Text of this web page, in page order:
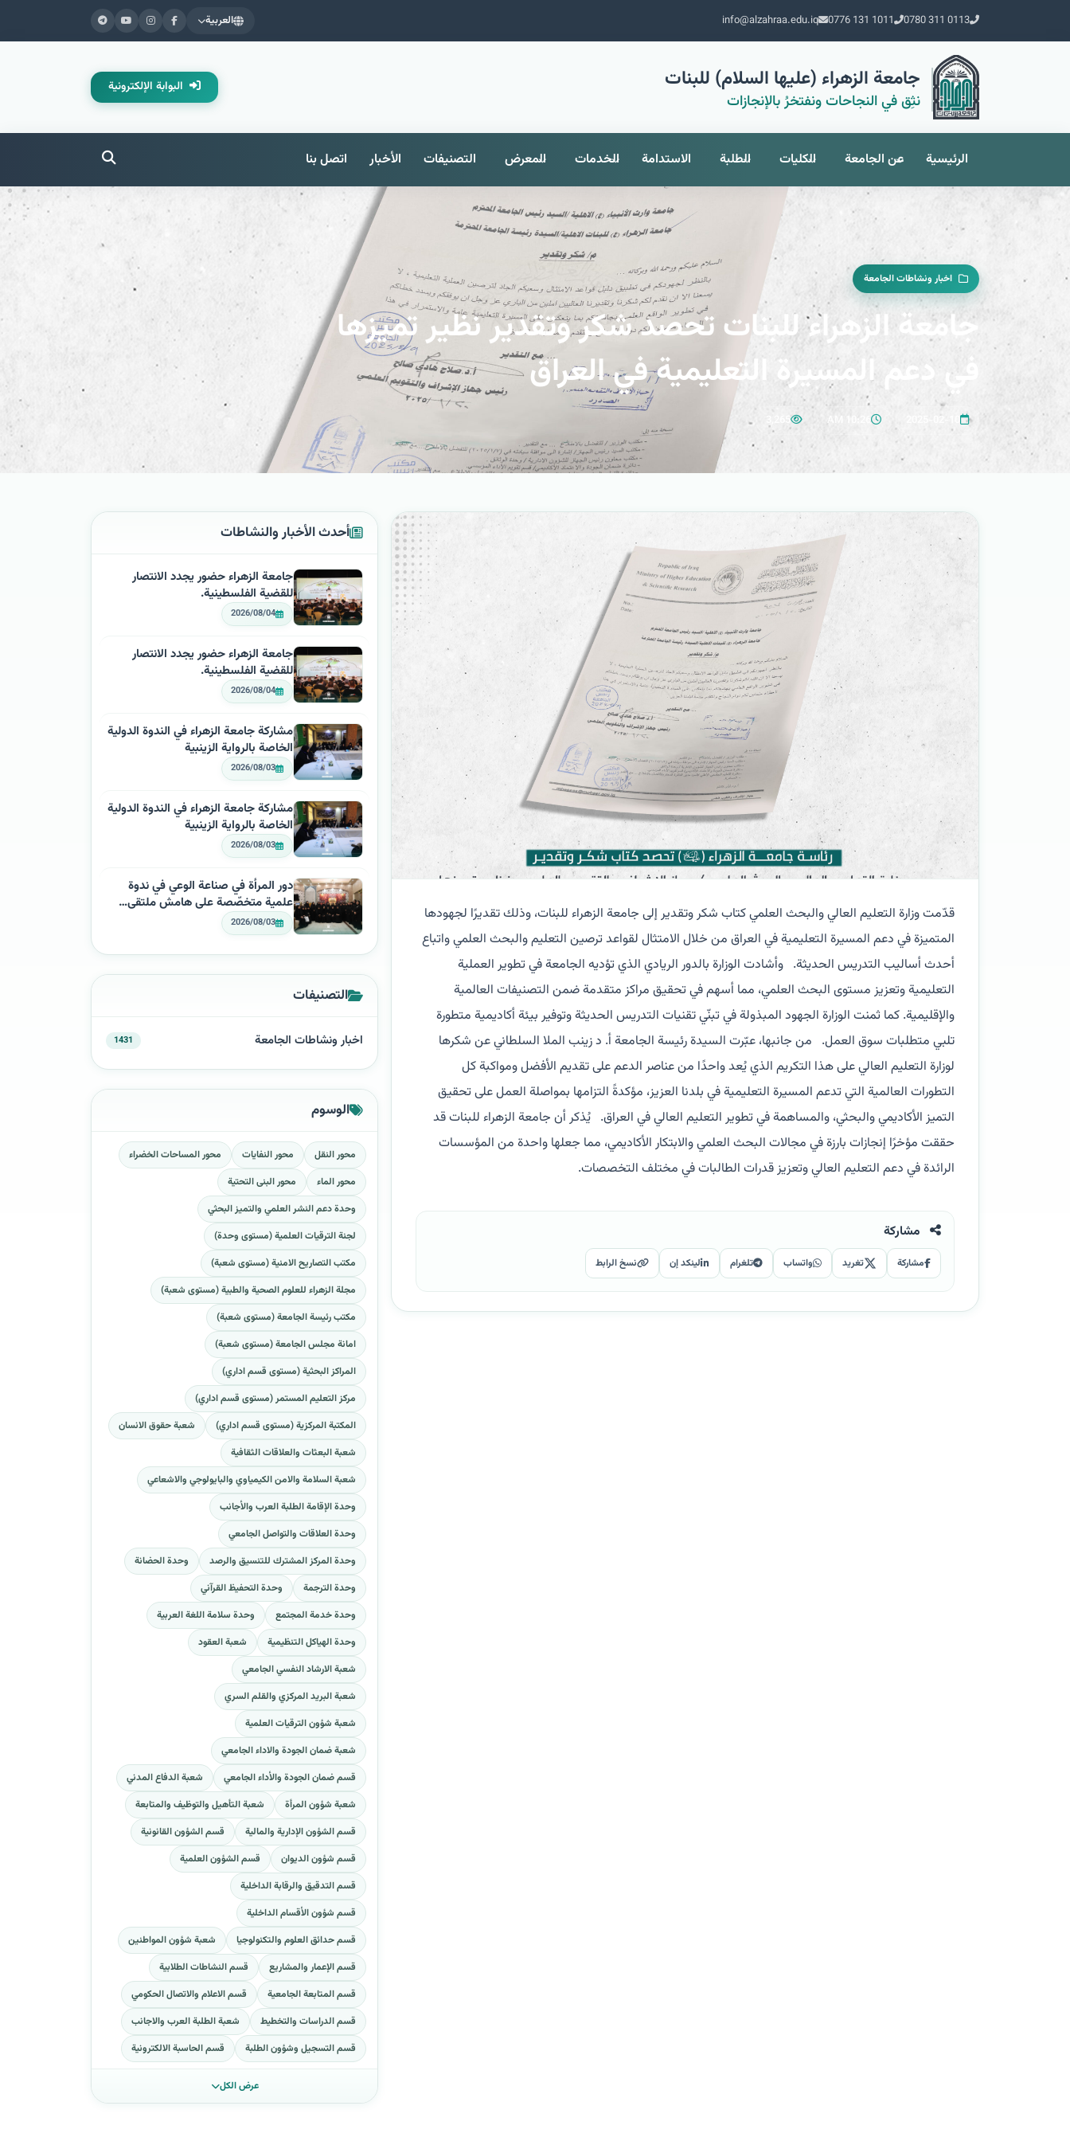
0780 311 0113
0776 131 1011
info@alzahraa.edu.iq العربية
جامعة الزهراء (عليها السلام) للبنات
نثِق في النجاحات ونفتخرُ بالإنجازات
البوابة الإلكترونية
الرئيسية عن الجامعة الكليات الطلبة الاستدامة الخدمات المعرض التصنيفات الأخبار اتصل بنا
اخبار ونشاطات الجامعة
جامعة الزهراء للبنات تحصد شكر وتقدير نظير تميزها
في دعم المسيرة التعليمية في العراق
2025-02-10
قدّمت وزارة التعليم العالي والبحث العلمي كتاب شكر وتقدير إلى جامعة الزهراء للبنات، وذلك تقديرًا لجهودها
المتميزة في دعم المسيرة التعليمية في العراق من خلال الامتثال لقواعد ترصين التعليم والبحث العلمي واتباع
أحدث أساليب التدريس الحديثة. وأشادت الوزارة بالدور الريادي الذي تؤديه الجامعة في تطوير العملية
التعليمية وتعزيز مستوى البحث العلمي، مما أسهم في تحقيق مراكز متقدمة ضمن التصنيفات العالمية
والإقليمية. كما ثمنت الوزارة الجهود المبذولة في تبنّي تقنيات التدريس الحديثة وتوفير بيئة أكاديمية متطورة
تلبي متطلبات سوق العمل. من جانبها، عبّرت السيدة رئيسة الجامعة أ. د زينب الملا السلطاني عن شكرها
لوزارة التعليم العالي على هذا التكريم الذي يُعد واحدًا من عناصر الدعم على تقديم الأفضل ومواكبة كل
التطورات العالمية التي تدعم المسيرة التعليمية في بلدنا العزيز، مؤكدةً التزامها بمواصلة العمل على تحقيق
التميز الأكاديمي والبحثي، والمساهمة في تطوير التعليم العالي في العراق. يُذكر أن جامعة الزهراء للبنات قد
حققت مؤخرًا إنجازات بارزة في مجالات البحث العلمي والابتكار الأكاديمي، مما جعلها واحدة من المؤسسات
الرائدة في دعم التعليم العالي وتعزيز قدرات الطالبات في مختلف التخصصات.
مشاركة
مشاركة تغريد واتساب تلغرام لينكد إن نسخ الرابط
أحدث الأخبار والنشاطات
جامعة الزهراء حضور يجدد الانتصار
للقضية الفلسطينية.
2026/08/04
جامعة الزهراء حضور يجدد الانتصار
للقضية الفلسطينية.
2026/08/04
مشاركة جامعة الزهراء في الندوة الدولية
الخاصة بالرواية الزينبية
2026/08/03
مشاركة جامعة الزهراء في الندوة الدولية
الخاصة بالرواية الزينبية
2026/08/03
دور المرأة في صناعة الوعي في ندوة
علمية متخصّصة على هامش ملتقى…
2026/08/03
التصنيفات
اخبار ونشاطات الجامعة 1431
الوسوم
محور النقل محور النفايات
محور المساحات الخضراء
محور الماء
محور البنى التحتية
وحدة دعم النشر العلمي والتميز البحثي
لجنة الترقيات العلمية (مستوى وحدة)
مكتب التصاريح الامنية (مستوى شعبة)
مجلة الزهراء للعلوم الصحية والطبية (مستوى شعبة)
مكتب رئيسة الجامعة (مستوى شعبة)
امانة مجلس الجامعة (مستوى شعبة)
المراكز البحثية (مستوى قسم اداري)
مركز التعليم المستمر (مستوى قسم اداري)
المكتبة المركزية (مستوى قسم اداري)
شعبة حقوق الانسان
شعبة البعثات والعلاقات الثقافية
شعبة السلامة والامن الكيمياوي والبايولوجي والاشعاعي
وحدة الإقامة الطلبة العرب والأجانب
وحدة العلاقات والتواصل الجامعي
وحدة المركز المشترك للتنسيق والرصد
وحدة الحضانة
وحدة الترجمة
وحدة التحفيظ القرآني
وحدة خدمة المجتمع
وحدة سلامة اللغة العربية
وحدة الهياكل التنظيمية
شعبة العقود
شعبة الارشاد النفسي الجامعي
شعبة البريد المركزي والقلم السري
شعبة شؤون الترقيات العلمية
شعبة ضمان الجودة والاداء الجامعي
قسم ضمان الجودة والأداء الجامعي
شعبة الدفاع المدني
شعبة شؤون المرأة
شعبة التأهيل والتوظيف والمتابعة
قسم الشؤون الإدارية والمالية
قسم الشؤون القانونية
قسم شؤون الديوان
قسم الشؤون العلمية
قسم التدقيق والرقابة الداخلية
قسم شؤون الأقسام الداخلية
قسم حدائق العلوم والتكنولوجيا
شعبة شؤون المواطنين
قسم الإعمار والمشاريع
قسم النشاطات الطلابية
قسم المتابعة الجامعية
قسم الاعلام والاتصال الحكومي
قسم الدراسات والتخطيط
شعبة الطلبة العرب والاجانب
قسم التسجيل وشؤون الطلبة
قسم الحاسبة الالكترونية
عرض الكل